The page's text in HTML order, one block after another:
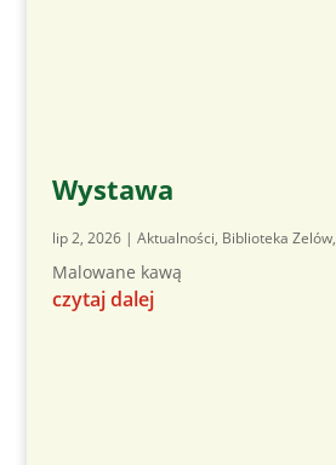
Wystawa
lip 2, 2026| Aktualności, Biblioteka Zelów,
Malowane kawą
czytaj dalej